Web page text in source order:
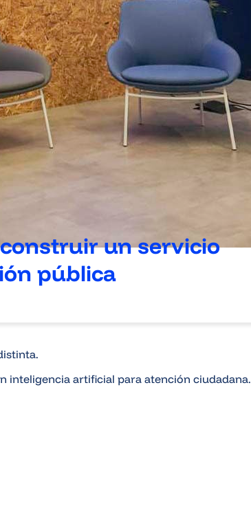
un servicio
pública
inteligencia artificial para atención ciudadana.